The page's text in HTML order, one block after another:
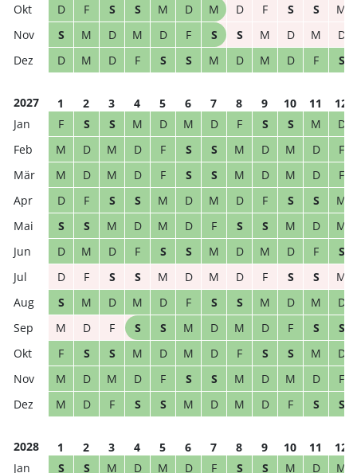
D
F S S M D M D F S S
M
S
M D M D F S S M D M
D
D
M D F S S M D M D F S
2027 1 2 3 4 5 6 7 8 9 10 11
12
F
S S M D M D F S S M
D
M
D M D F S S M D M D
F
M
D M D F S S M D M D
F
D
F S S M D M D F S S
M
S
S M D M D F S S M D
M
D
M D F S S M D M D F
S
D
F S S M D M D F S S
M
S
M D M D F S S M D M
D
M
D F S S M D M D F S
S
F
S S M D M D F S S M
D
M
D M D F S S M D M D
F
M
D F S S M D M D F S S
2028 1 2 3 4 5 6 7 8 9 10 11
12
S
S M D M D F S S M D M